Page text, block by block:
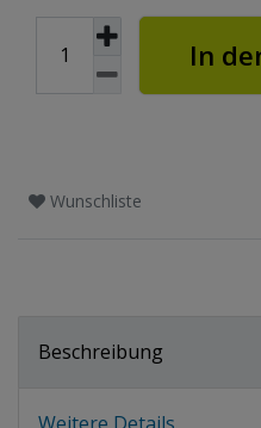
In
Wunschliste
Beschreibung
Weitere Details